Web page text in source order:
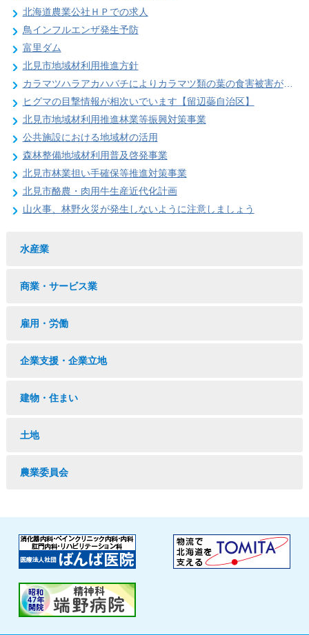
北海道農業公社ＨＰでの求人
鳥インフルエンザ発生予防
富里ダム
北見市地域材利用推進方針
カラマツハラアカハバチによりカラマツ類の葉の食害被害が発生することがあります
ヒグマの目撃情報が相次いでいます【留辺蘂自治区】
北見市地域材利用推進林業等振興対策事業
公共施設における地域材の活用
森林整備地域材利用普及啓発事業
北見市林業担い手確保等推進対策事業
北見市酪農・肉用牛生産近代化計画
山火事、林野火災が発生しないように注意しましょう
水産業
商業・サービス業
雇用・労働
企業支援・企業立地
建物・住まい
土地
農業委員会